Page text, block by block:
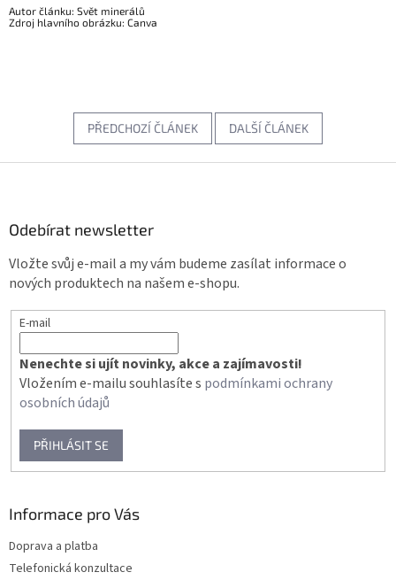
Autor článku: Svět minerálů
Zdroj hlavního obrázku: Canva
PŘEDCHOZÍ ČLÁNEK DALŠÍ ČLÁNEK
Odebírat newsletter
Vložte svůj e-mail a my vám budeme zasílat informace o
nových produktech na našem e-shopu.
E-mail
Nenechte si ujít novinky, akce a zajímavosti!
Vložením e-mailu souhlasíte s podmínkami ochrany
osobních údajů
PŘIHLÁSIT SE
Informace pro Vás
Doprava a platba
Telefonická konzultace